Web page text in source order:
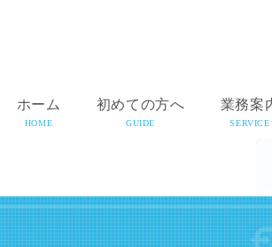
ホーム
HOME
初めての方へ
GUIDE
業務案
SERVICE